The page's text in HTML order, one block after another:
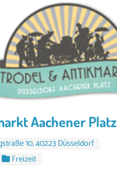
Aachener Platz
10, 40223 Düsseldorf
Freizeit